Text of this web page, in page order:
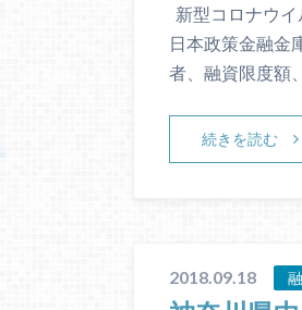
新型コロナウ
日本政策金融金
者、融資限度額
続きを読む
2018.09.18